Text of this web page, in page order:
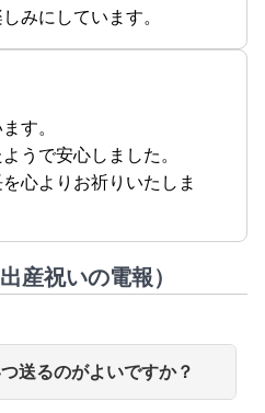
みにしています。
す。
うで安心しました。
心よりお祈りいたしま
産祝いの電報）
送るのがよいですか？